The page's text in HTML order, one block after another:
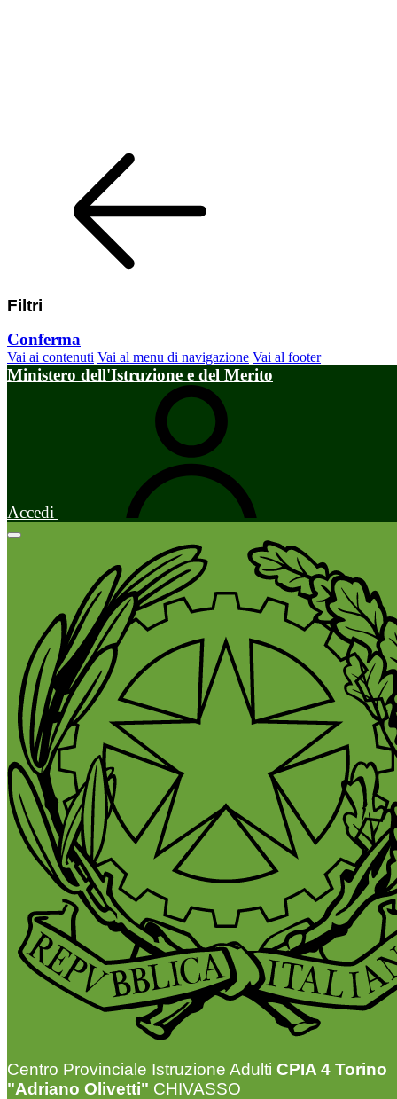
Filtri
Conferma
Vai ai contenuti Vai al menu di navigazione Vai al footer
Ministero dell'Istruzione e del Merito
Accedi
Centro Provinciale Istruzione Adulti CPIA 4 Torino
"Adriano Olivetti" CHIVASSO